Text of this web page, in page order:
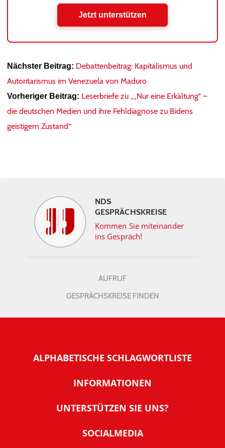
Jetzt unterstützen
Nächster Beitrag: Debattenbeitrag: Kapitalismus und
Autoritarismus im Venezuela von Maduro
Vorheriger Beitrag: Leserbriefe zu „„Nur eine Erkältung“ –
die deutschen Medien und ihre Fehldiagnose zu Bidens
geistigem Zustand“
NDS
GESPRÄCHSKREISE
Kommen Sie miteinander
ins Gespräch!
AUFRUF
GESPRÄCHSKREISE FINDEN
ALPHABETISCHE SCHLAGWORTLISTE
INFORMATIONEN
Warum NachDenkSeiten
Tipps zur Nutzung der NachDenkSeiten
UNTERSTÜTZEN SIE UNS?
SOCIALMEDIA